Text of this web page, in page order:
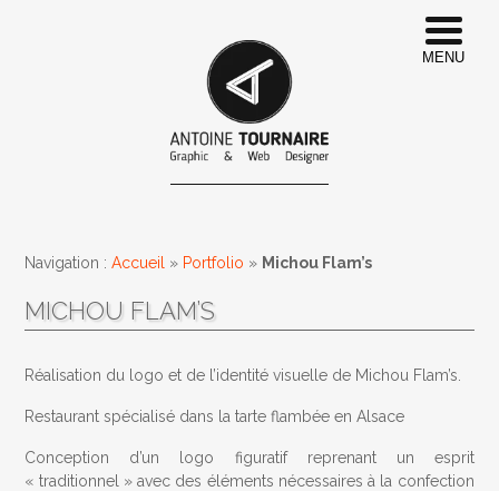
Navigation :Accueil » Portfolio » Michou Flam’s
MICHOU FLAM’S
Réalisation du logo et de l’identité visuelle de Michou Flam’s.
Restaurant spécialisé dans la tarte flambée en Alsace
Conception d’un logo figuratif reprenant un esprit
« traditionnel » avec des éléments nécessaires à la confection
MENU